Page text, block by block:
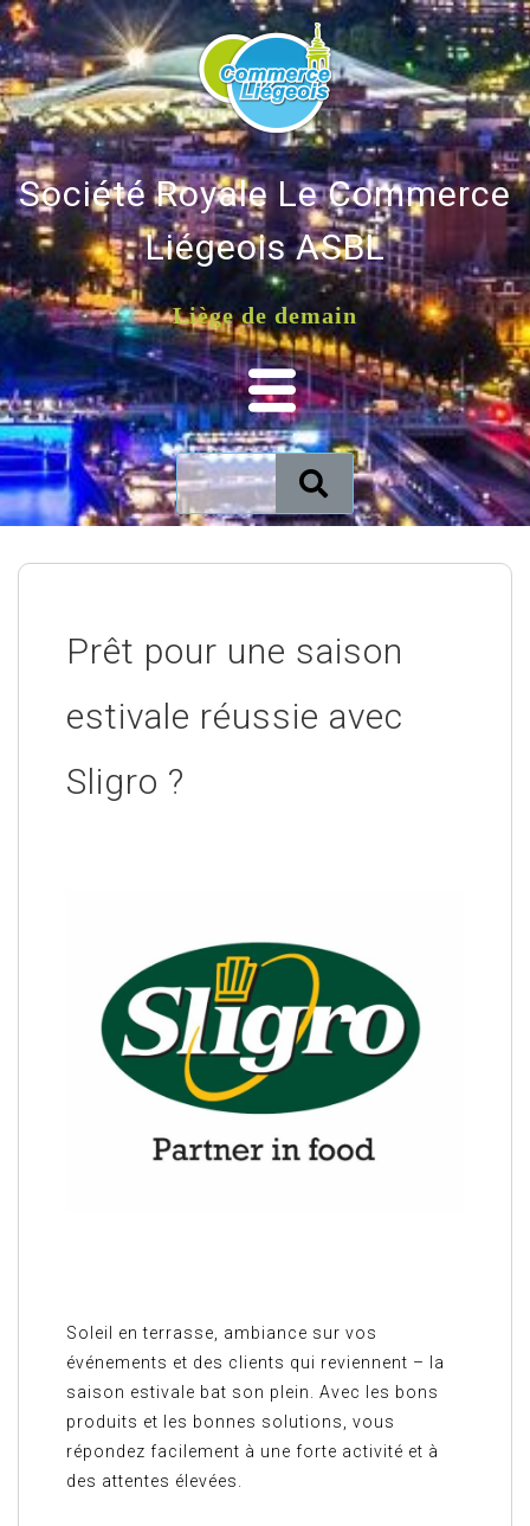
Société Royale Le Commerce
Liégeois ASBL
Liège de demain
Prêt pour une saison
estivale réussie avec
Sligro ?
Soleil en terrasse, ambiance sur vos
événements et des clients qui reviennent – la
saison estivale bat son plein. Avec les bons
produits et les bonnes solutions, vous
répondez facilement à une forte activité et à
des attentes élevées.